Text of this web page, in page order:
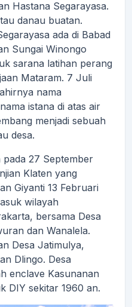
Hastana Segarayasa.
danau buatan.
ada di Babad
Sungai Winongo
sarana latihan perang
Mataram. 7 Juli
nama
istana di atas air
menjadi sebuah
desa.
27 September
Klaten yang
Giyanti 13 Februari
wilayah
bersama Desa
dan Wanalela.
Desa Jatimulya,
Dlingo. Desa
enclave Kasunanan
DIY sekitar 1960 an.